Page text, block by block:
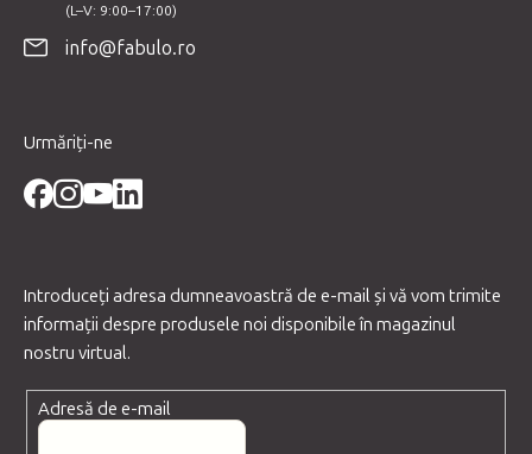
info@fabulo.ro
Urmăriți-ne
Introduceţi adresa dumneavoastră de e-mail şi vă vom trimite
informaţii despre produsele noi disponibile în magazinul
nostru virtual.
Adresă de e-mail